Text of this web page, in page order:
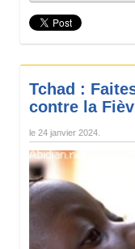
Tchad :
contre la
le 24 janvier 2024